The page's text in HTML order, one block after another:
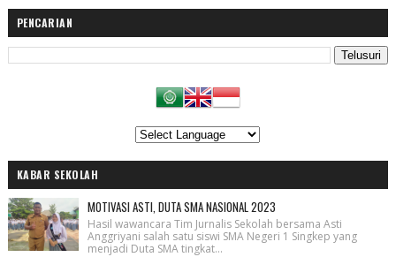
PENCARIAN
KABAR SEKOLAH
MOTIVASI ASTI, DUTA SMA NASIONAL 2023
Hasil wawancara Tim Jurnalis Sekolah bersama Asti
Anggriyani salah satu siswi SMA Negeri 1 Singkep yang
menjadi Duta SMA tingkat...